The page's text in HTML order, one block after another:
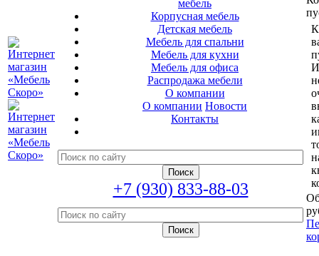
мебель
Корпусная мебель
Детская мебель
Мебель для спальни
Мебель для кухни
Мебель для офиса
Распродажа мебели
О компании
О компании Новости
Контакты
+7 (930) 833-88-03